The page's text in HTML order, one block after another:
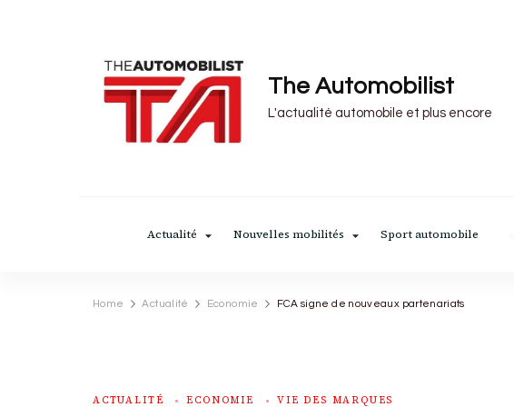
The Automobilist
L'actualité automobile et plus encore
Actualité Nouvelles mobilités Sport automobile
Home Actualité Economie FCA signe de nouveaux partenariats
ACTUALITÉ ECONOMIE VIE DES MARQUES